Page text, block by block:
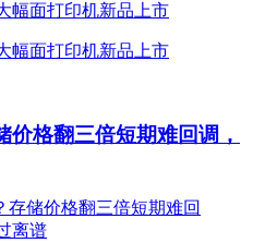
格翻三倍短期难回调，